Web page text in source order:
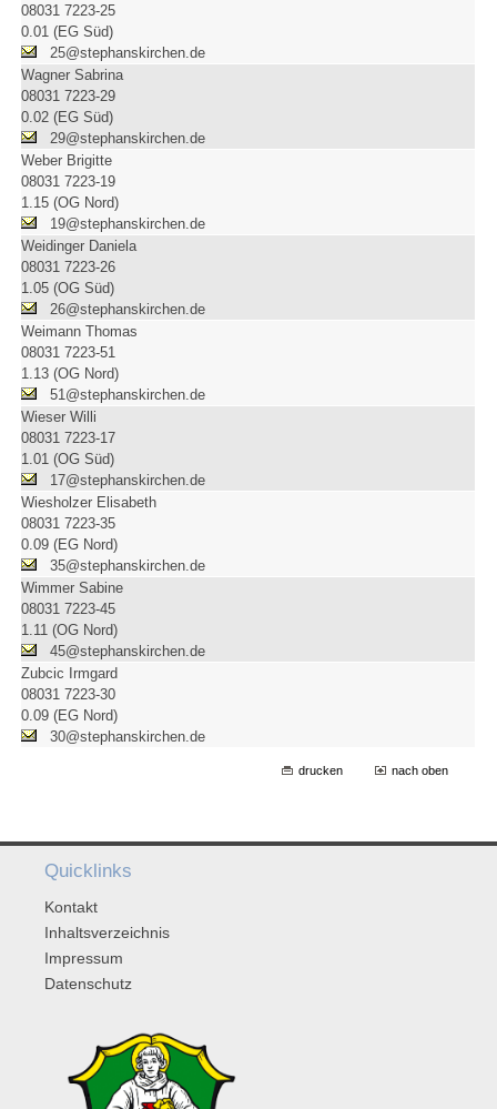
08031 7223-25
0.01 (EG Süd)
25@stephanskirchen.de
Wagner Sabrina
08031 7223-29
0.02 (EG Süd)
29@stephanskirchen.de
Weber Brigitte
08031 7223-19
1.15 (OG Nord)
19@stephanskirchen.de
Weidinger Daniela
08031 7223-26
1.05 (OG Süd)
26@stephanskirchen.de
Weimann Thomas
08031 7223-51
1.13 (OG Nord)
51@stephanskirchen.de
Wieser Willi
08031 7223-17
1.01 (OG Süd)
17@stephanskirchen.de
Wiesholzer Elisabeth
08031 7223-35
0.09 (EG Nord)
35@stephanskirchen.de
Wimmer Sabine
08031 7223-45
1.11 (OG Nord)
45@stephanskirchen.de
Zubcic Irmgard
08031 7223-30
0.09 (EG Nord)
30@stephanskirchen.de
drucken nach oben
Quicklinks
Kontakt
Inhaltsverzeichnis
Impressum
Datenschutz